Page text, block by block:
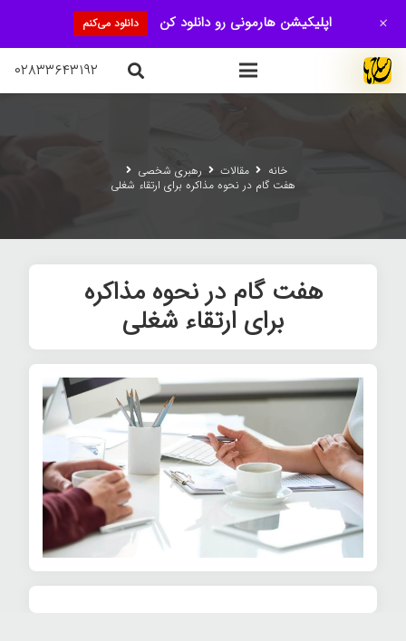
۰۲۸۳۳۶۴۳۱۹۲
خانه مقالات
رهبری شخصی
هفت گام در نحوه مذاکره برای ارتقاء شغلی
هفت گام در نحوه مذاکره
برای ارتقاء شغلی
اپلیکیشن هارمونی رو دانلود کن دانلود می‌کنم +